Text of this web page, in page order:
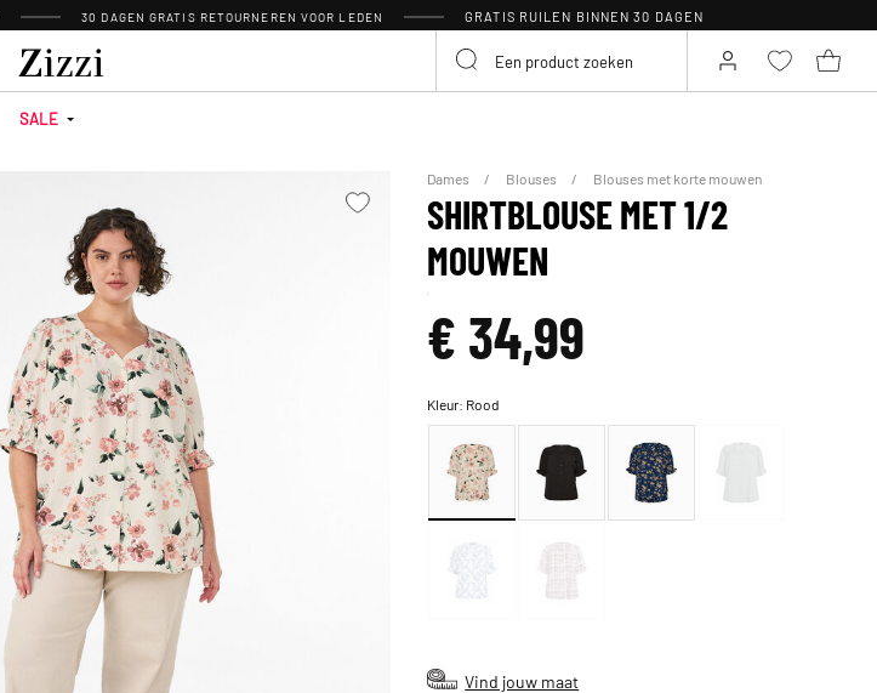
30 DAGEN GRATIS RETOURNEREN VOOR LEDEN GRATIS RUILEN BINNEN 30 DAGEN
SALE
Dames Blouses Blouses met korte mouwen
SHIRTBLOUSE MET 1/2
MOUWEN
€ 34,99
Kleur: Rood
Vind jouw maat